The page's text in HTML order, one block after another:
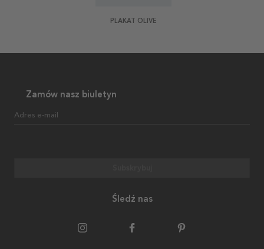
PLAKAT OLIVE
Zamów nasz biuletyn
Adres e-mail
Śledź nas